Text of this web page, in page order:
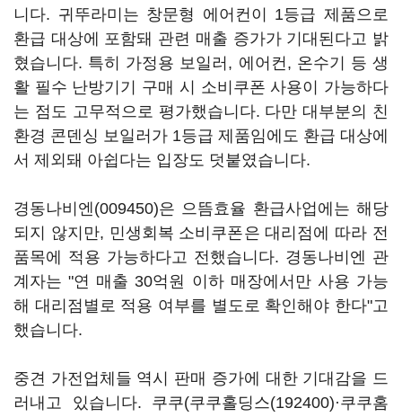
니다. 귀뚜라미는 창문형 에어컨이 1등급 제품으로
환급 대상에 포함돼 관련 매출 증가가 기대된다고 밝
혔습니다. 특히 가정용 보일러, 에어컨, 온수기 등 생
활 필수 난방기기 구매 시 소비쿠폰 사용이 가능하다
는 점도 고무적으로 평가했습니다. 다만 대부분의 친
환경 콘덴싱 보일러가 1등급 제품임에도 환급 대상에
서 제외돼 아쉽다는 입장도 덧붙였습니다.
경동나비엔(009450)은 으뜸효율 환급사업에는 해당
되지 않지만, 민생회복 소비쿠폰은 대리점에 따라 전
품목에 적용 가능하다고 전했습니다. 경동나비엔 관
계자는 "연 매출 30억원 이하 매장에서만 사용 가능
해 대리점별로 적용 여부를 별도로 확인해야 한다"고
했습니다.
중견 가전업체들 역시 판매 증가에 대한 기대감을 드
러내고 있습니다. 쿠쿠(쿠쿠홀딩스(192400)·쿠쿠홈